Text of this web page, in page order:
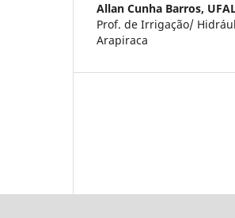
Allan Cunha Barros,
Prof. de Irrigação/
Arapiraca